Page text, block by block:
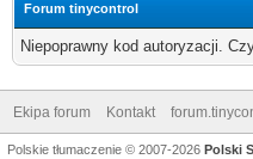
Forum tinycontrol
Niepoprawny kod autoryzacji.
Ekipa forum Kontakt
Polskie tłumaczenie © 2007-2026 Polski